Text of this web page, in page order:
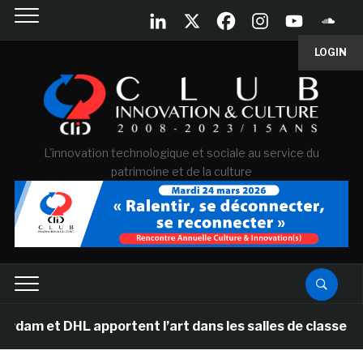
LOGIN
L'innovation technologique et sociale au service du
patrimoine et de la culture
apportent l’art dans les salles de classe des